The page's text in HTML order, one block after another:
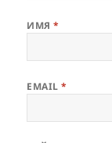
ИМЯ*
EMAIL*